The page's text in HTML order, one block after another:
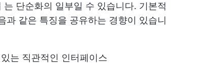
는 단순화의 일부일 수 있습니다. 기본적
과 같은 특징을 공유하는 경향이 있습니
는 직관적인 인터페이스